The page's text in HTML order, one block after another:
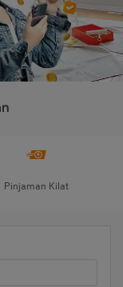
Pinjaman Kilat